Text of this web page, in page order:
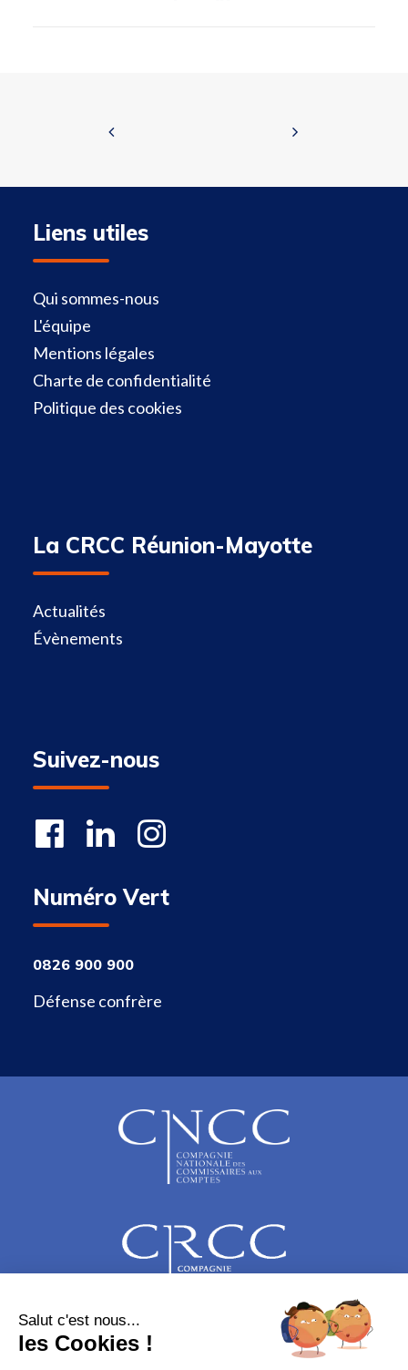
Liens utiles
Qui sommes-nous
L'équipe
Mentions légales
Charte de confidentialité
Politique des cookies
La CRCC Réunion-Mayotte
Actualités
Évènements
Suivez-nous
Numéro Vert
0826 900 900
Défense confrère
Salut c'est nous...
les Cookies !